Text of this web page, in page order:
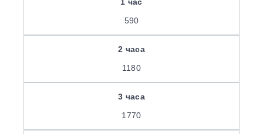
590
1180
1770